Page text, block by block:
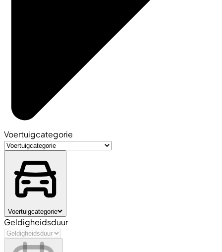
Voertuigcategorie
Voertuigcategorie
Geldigheidsduur